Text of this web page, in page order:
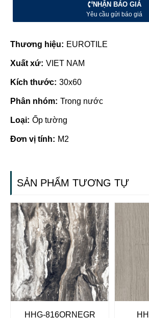
NHẬN BÁO GIÁ
Yêu cầu gửi báo giá
Thương hiệu: EUROTILE
Xuất xứ: VIET NAM
Kích thước: 30x60
Phân nhóm: Trong nước
Loại: Ốp tường
Đơn vị tính: M2
SẢN PHẨM TƯƠNG TỰ
HHG-816ORNEGR